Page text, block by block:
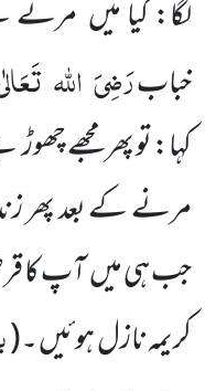
لگا: کیا میں
خبابرَضِیَ اللہ
کہا: تو پھر مجھے
مرنے کے بعد پھر
جب ہی میں آپ کا
کریمہ نازل ہوئیں ۔(